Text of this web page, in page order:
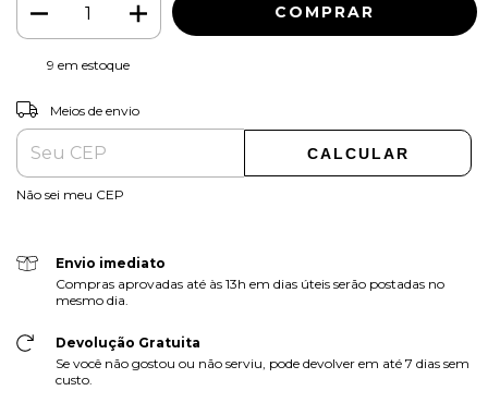
9 em estoque
Entregas para o CEP:
Meios de envio
CALCULAR
Não sei meu CEP
Envio imediato
Compras aprovadas até às 13h em dias úteis serão postadas no
mesmo dia.
Devolução Gratuita
Se você não gostou ou não serviu, pode devolver em até 7 dias sem
custo.